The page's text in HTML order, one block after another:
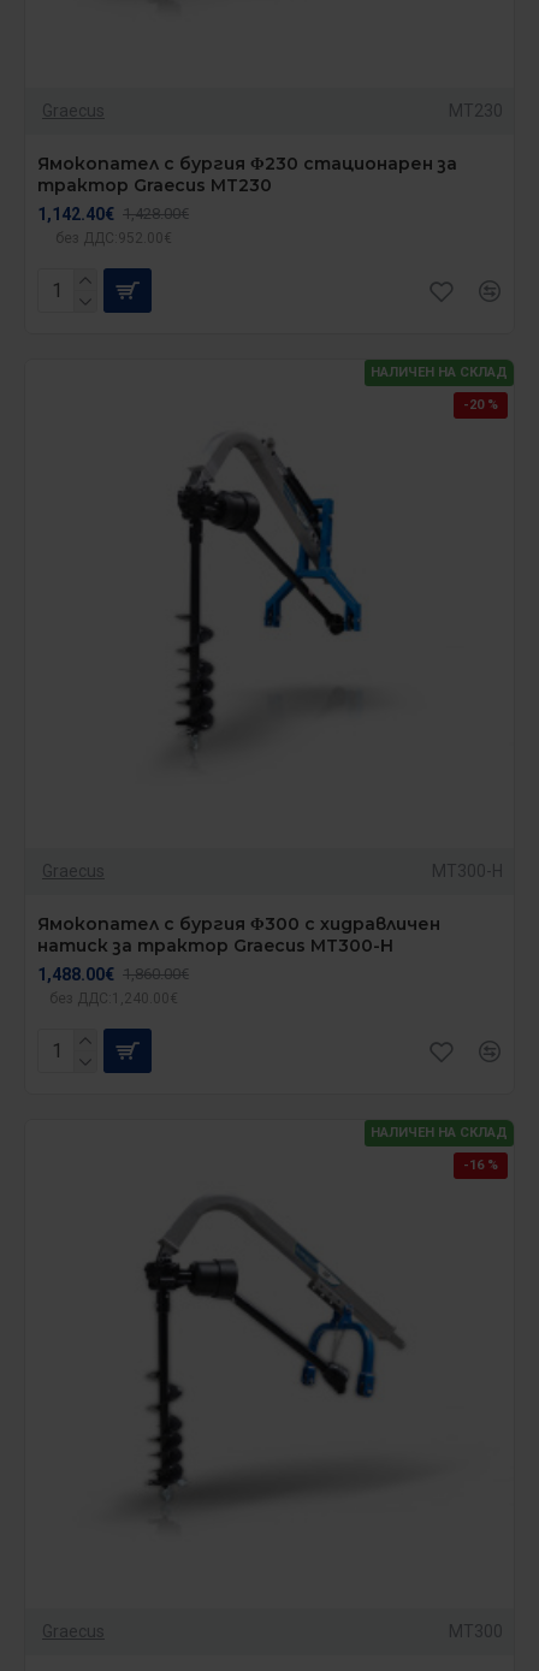
Graecus MT230
Ямокопател с бургия Φ230 стационарен за
трактор Graecus MT230
1,142.40€ 1,428.00€
без ДДС:952.00€
НАЛИЧЕН НА СКЛАД
-20 %
Graecus MT300-H
Ямокопател с бургия Φ300 с хидравличен
натиск за трактор Graecus MT300-H
1,488.00€ 1,860.00€
без ДДС:1,240.00€
НАЛИЧЕН НА СКЛАД
-16 %
Graecus MT300